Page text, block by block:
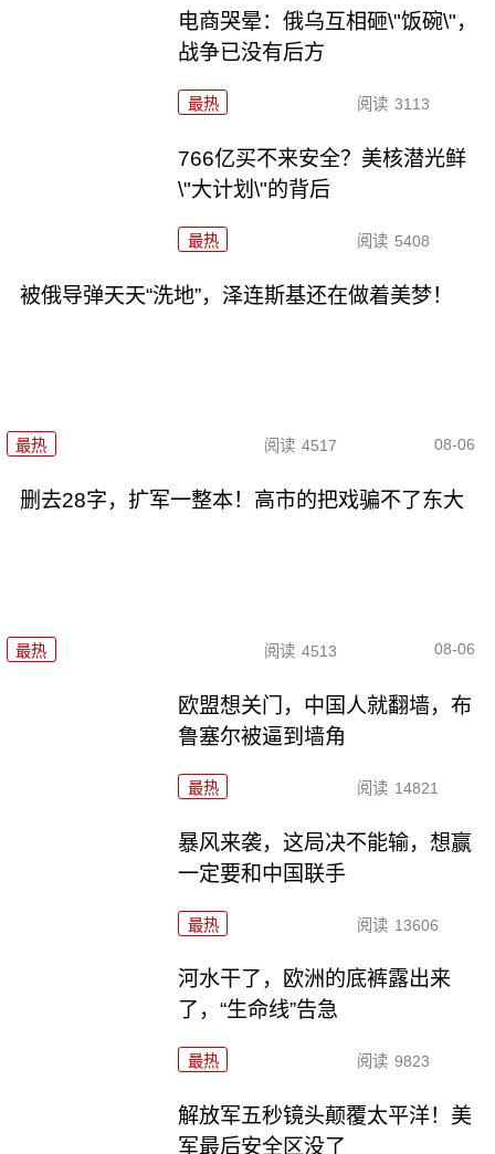
电商哭晕：俄乌互相砸\"饭碗\"，
战争已没有后方
最热 阅读 3113
766亿买不来安全？美核潜光鲜
\"大计划\"的背后
最热 阅读 5408
被俄导弹天天“洗地”，泽连斯基还在做着美梦！
最热 阅读 4517 08-06
删去28字，扩军一整本！高市的把戏骗不了东大
最热 阅读 4513 08-06
欧盟想关门，中国人就翻墙，布
鲁塞尔被逼到墙角
最热 阅读 14821
暴风来袭，这局决不能输，想赢
一定要和中国联手
最热 阅读 13606
河水干了，欧洲的底裤露出来
了，“生命线”告急
最热 阅读 9823
解放军五秒镜头颠覆太平洋！美
军最后安全区没了